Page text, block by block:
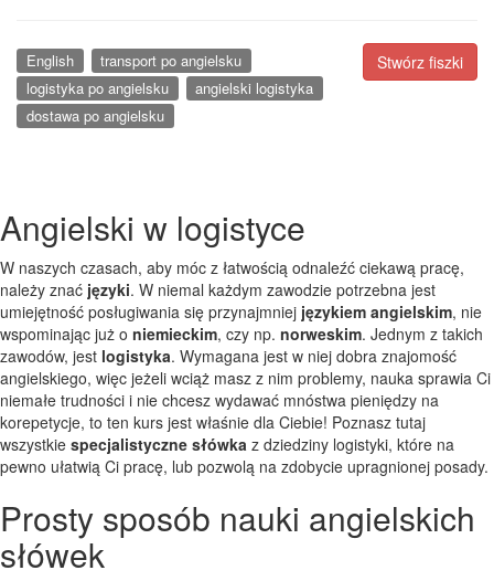
Stwórz fiszki
English
transport po angielsku
logistyka po angielsku
angielski logistyka
dostawa po angielsku
Angielski w logistyce
W naszych czasach, aby móc z łatwością odnaleźć ciekawą pracę,
należy znać języki. W niemal każdym zawodzie potrzebna jest
umiejętność posługiwania się przynajmniej językiem angielskim, nie
wspominając już o niemieckim, czy np. norweskim. Jednym z takich
zawodów, jest logistyka. Wymagana jest w niej dobra znajomość
angielskiego, więc jeżeli wciąż masz z nim problemy, nauka sprawia Ci
niemałe trudności i nie chcesz wydawać mnóstwa pieniędzy na
korepetycje, to ten kurs jest właśnie dla Ciebie! Poznasz tutaj
wszystkie specjalistyczne słówka z dziedziny logistyki, które na
pewno ułatwią Ci pracę, lub pozwolą na zdobycie upragnionej posady.
Prosty sposób nauki angielskich
słówek